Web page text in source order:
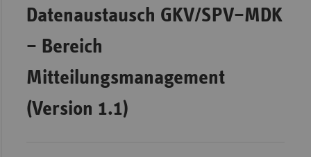
Datenaustausch GKV/SPV–MDK
– Bereich
Mitteilungsmanagement
(Version 1.1)